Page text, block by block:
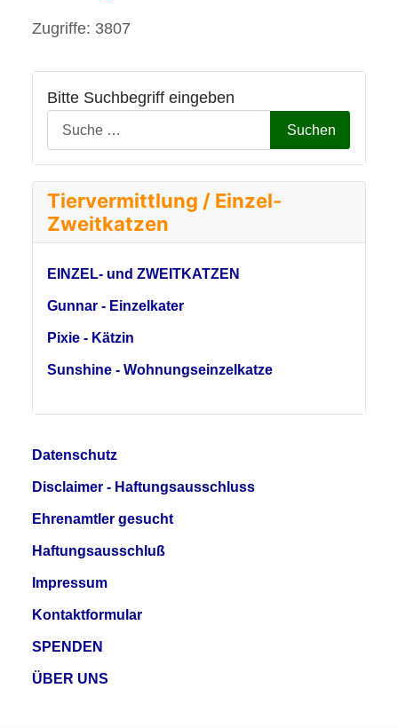
Bitte Suchbegriff eingeben
Suchen
Tiervermittlung / Einzel-
Zweitkatzen
EINZEL- und ZWEITKATZEN
Gunnar - Einzelkater
Pixie - Kätzin
Sunshine - Wohnungseinzelkatze
Details
Zugriffe: 3807
Datenschutz
Disclaimer - Haftungsausschluss
Ehrenamtler gesucht
Haftungsausschluß
Impressum
Kontaktformular
SPENDEN
ÜBER UNS